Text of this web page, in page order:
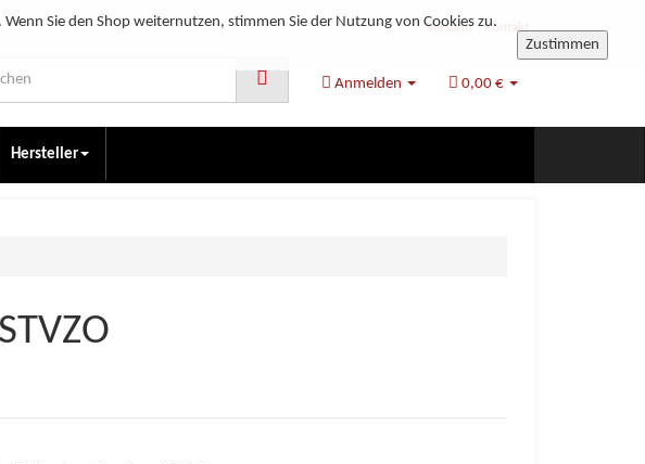
Versand Kontakt
Anmelden 0,00 €
Hersteller
Sie den Shop weiternutzen, stimmen Sie der Nutzung von Cookies zu.
Zustimmen